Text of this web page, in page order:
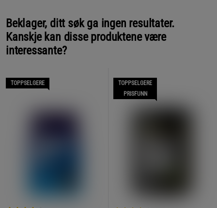
Beklager, ditt søk ga ingen resultater.
Kanskje kan disse produktene være
interessante?
TOPPSELGERE
TOPPSELGERE
PRISFUNN